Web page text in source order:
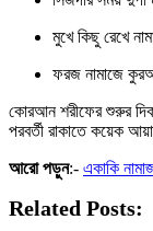
মুখে কিছু রেখে
ফরজ নামাজে
কোরআন শরীফের শুরুর
পরবর্তী রাকাতে কয়েক
আরো পড়ুন:- একাকি
Related Posts: